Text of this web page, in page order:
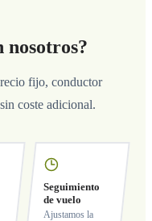
nosotros?
fijo, conductor
coste adicional.
Seguimiento
de vuelo
Ajustamos la